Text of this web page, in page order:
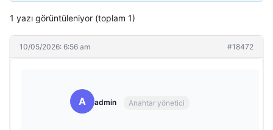
1 yazı görüntüleniyor (toplam 1)
10/05/2026: 6:56 am #18472
A admin Anahtar yönetici